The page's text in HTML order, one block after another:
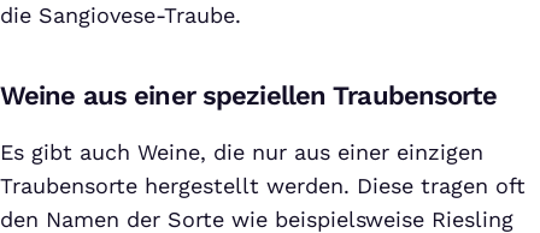
die Sangiovese-Traube.
Weine aus einer speziellen Traubensorte
Es gibt auch Weine, die nur aus einer einzigen
Traubensorte hergestellt werden. Diese tragen oft
den Namen der Sorte wie beispielsweise Riesling